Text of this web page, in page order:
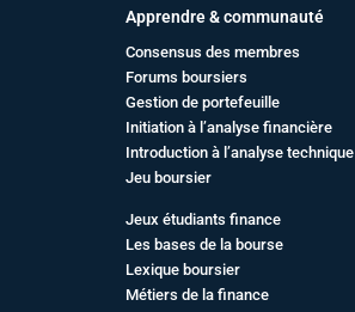
Apprendre & communauté
Consensus des membres
Forums boursiers
Gestion de portefeuille
Initiation à l’analyse financière
Introduction à l’analyse technique
Jeu boursier
Jeux étudiants finance
Les bases de la bourse
Lexique boursier
Métiers de la finance